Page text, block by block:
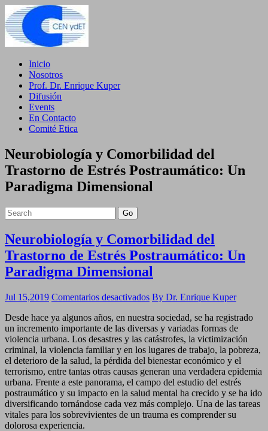
Inicio
Nosotros
Prof. Dr. Enrique Kuper
Difusión
Events
En Contacto
Comité Etica
Neurobiología y Comorbilidad del
Trastorno de Estrés Postraumático: Un
Paradigma Dimensional
Go
Neurobiología y Comorbilidad del
Trastorno de Estrés Postraumático: Un
Paradigma Dimensional
Jul 15,2019 Comentarios desactivadosen
y
Comorbilidad
del
Trastorno
de
Estrés
Postraumático:
Un
Paradigma
Dimensional
By Dr. Enrique Kuper
Desde hace ya algunos años, en nuestra sociedad, se ha registrado
un incremento importante de las diversas y variadas formas de
violencia urbana. Los desastres y las catástrofes, la victimización
criminal, la violencia familiar y en los lugares de trabajo, la pobreza,
el deterioro de la salud, la pérdida del bienestar económico y el
terrorismo, entre tantas otras causas generan una verdadera epidemia
urbana. Frente a este panorama, el campo del estudio del estrés
postraumático y su impacto en la salud mental ha crecido y se ha ido
diversificando tornándose cada vez más complejo. Una de las tareas
vitales para los sobrevivientes de un trauma es comprender su
dolorosa experiencia.